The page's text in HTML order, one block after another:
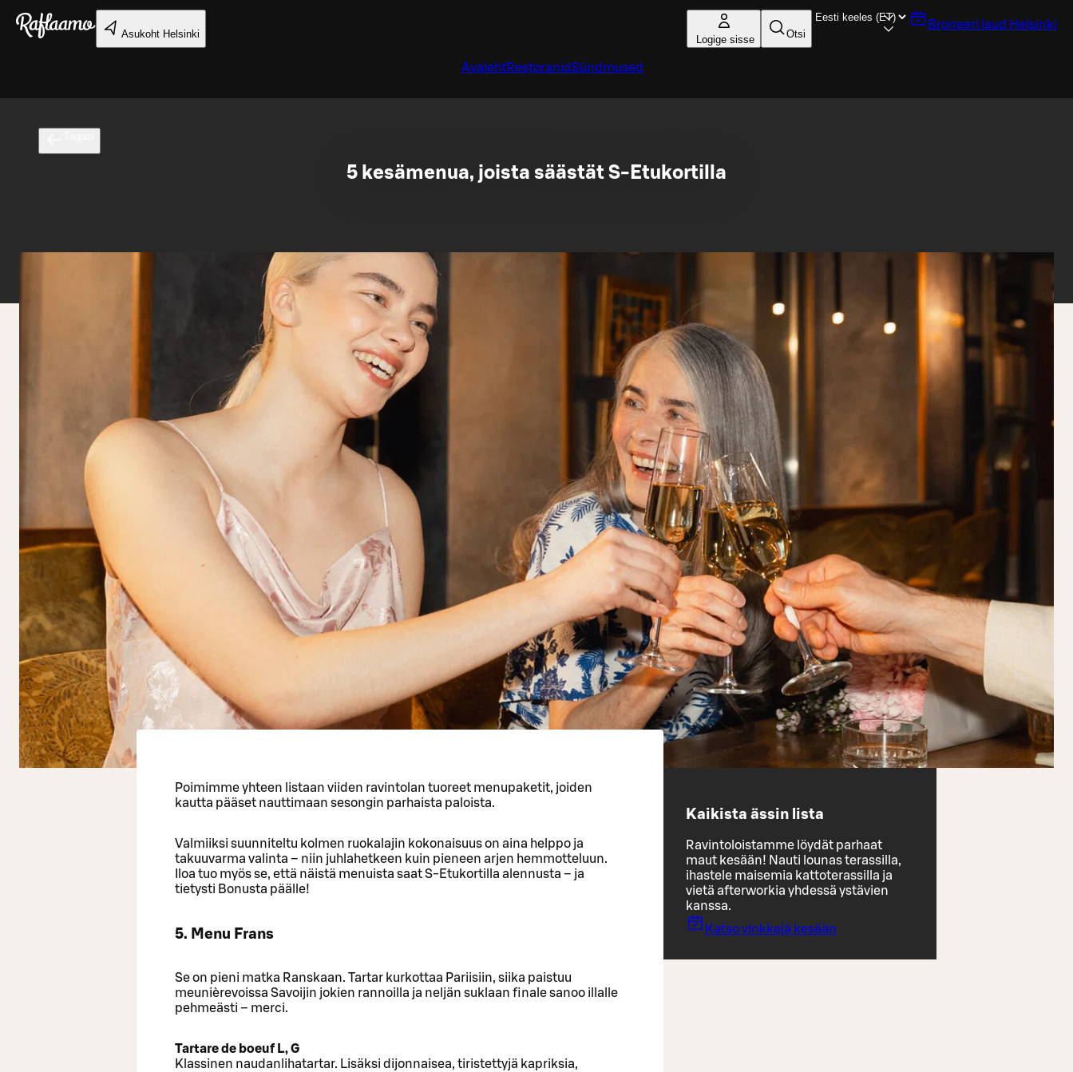
Liigu peamise sisu juurde
Asukoht Helsinki Logige sisse Otsi
Broneeri laud Helsinki
AvalehtRestoranidSündmused
5 kesämenua, joista säästät S-Etukortilla
Poimimme yhteen listaan viiden ravintolan tuoreet menupaketit, joiden
kautta pääset nauttimaan sesongin parhaista paloista.
Valmiiksi suunniteltu kolmen ruokalajin kokonaisuus on aina helppo ja
takuuvarma valinta – niin juhlahetkeen kuin pieneen arjen hemmotteluun.
Iloa tuo myös se, että näistä menuista saat S-Etukortilla alennusta – ja
tietysti Bonusta päälle!
5. Menu Frans
Se on pieni matka Ranskaan. Tartar kurkottaa Pariisiin, siika paistuu
meunièrevoissa Savoijin jokien rannoilla ja neljän suklaan finale sanoo illalle
pehmeästi – merci.
Tartare de boeuf L, G
Klassinen naudanlihatartar. Lisäksi dijonnaisea, tiristettyjä kapriksia,
Kaikista ässin lista
Ravintoloistamme löydät parhaat
maut kesään! Nauti lounas terassilla,
ihastele maisemia kattoterassilla ja
vietä afterworkia yhdessä ystävien
kanssa.
Katso vinkkejä kesään